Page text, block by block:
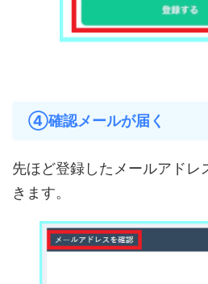
④確認メールが届く
先ほど登録したメールアドレ
きます。